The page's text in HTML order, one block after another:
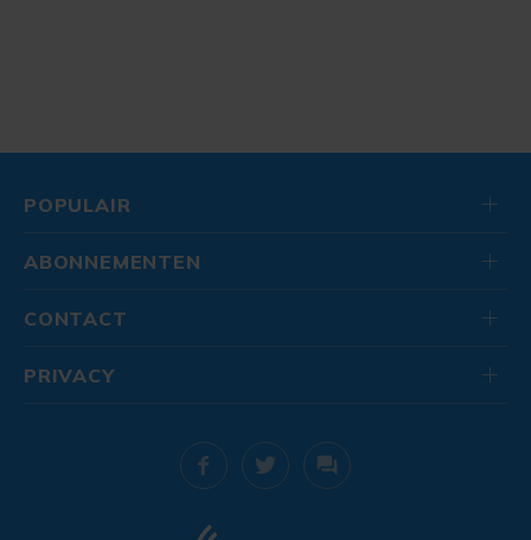
POPULAIR
ABONNEMENTEN
CONTACT
PRIVACY